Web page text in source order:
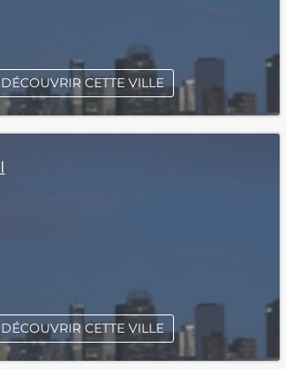
DÉCOUVRIR CETTE VILLE
DÉCOUVRIR CETTE VILLE